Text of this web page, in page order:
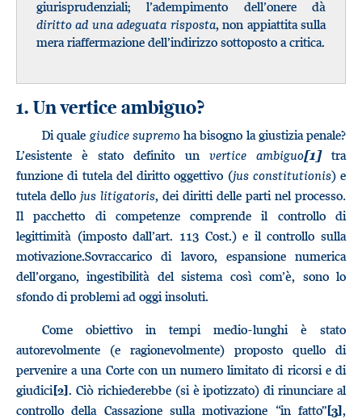
giurisprudenziali; l’adempimento dell’onere dà
diritto ad una adeguata risposta, non appiattita sulla
mera riaffermazione dell’indirizzo sottoposto a critica.
1. Un vertice ambiguo?
Di quale giudice supremoha bisogno la giustizia penale?
L’esistente è stato definito un vertice ambiguo[1]tra
funzione di tutela del diritto oggettivo (jus constitutionis) e
tutela dello jus litigatoris, dei diritti delle parti nel processo.
Il pacchetto di competenze comprende il controllo di
legittimità (imposto dall’art. 113 Cost.) e il controllo sulla
motivazione.Sovraccarico di lavoro, espansione numerica
dell’organo, ingestibilità del sistema così com’è, sono lo
sfondo di problemi ad oggi insoluti.
Come obiettivo in tempi medio-lunghi è stato
autorevolmente (e ragionevolmente) proposto quello di
pervenire a una Corte con un numero limitato di ricorsi e di
giudici[2]. Ciò richiederebbe (si è ipotizzato) di rinunciare al
controllo della Cassazione sulla motivazione “in fatto”[3],